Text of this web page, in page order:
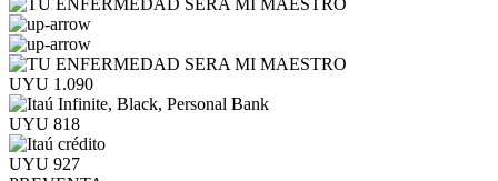
UYU 1.090
UYU 818
UYU 927